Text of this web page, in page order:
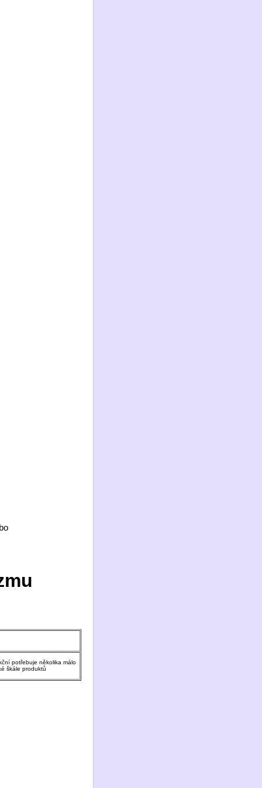
potřebuje několika málo
škále produktů